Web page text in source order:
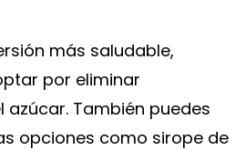
más saludable,
por eliminar
También puedes
opciones como sirope de